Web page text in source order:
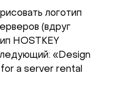
логотип
(вдруг
HOSTKEY
«Design
a server rental